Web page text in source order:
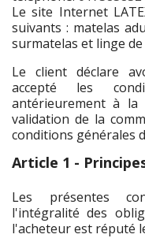
Le site Internet
suivants : matelas
surmatelas et linge de
Le client déclare
accepté les
antérieurement à la
validation de la
conditions générales
Article 1 -
Les présentes
l'intégralité des
l'acheteur est réputé